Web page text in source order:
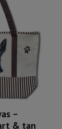
–
& tan